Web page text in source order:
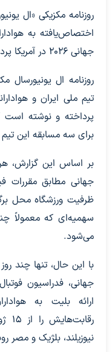
روزنامه مکزیکی «ال
اختصاص‌یافته به
جهانی ۲۰۲۶ در آمریکا پرداخت.
روزنامه ال یونیورسال
پرداخته و نوشته است
برای سه مسابقه این تیم
ظرفیت ورزشگاه محل
سهمیه‌ای که معمولاً
می‌شود.
با این حال، تنها چند
جهانی، فدراسیون
ارائه بلیت به
نیوزیلند، بلژیک و مصر